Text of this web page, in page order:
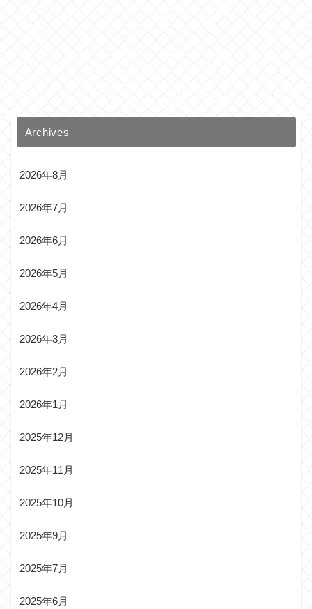
Archives
2026年8月
2026年7月
2026年6月
2026年5月
2026年4月
2026年3月
2026年2月
2026年1月
2025年12月
2025年11月
2025年10月
2025年9月
2025年7月
2025年6月